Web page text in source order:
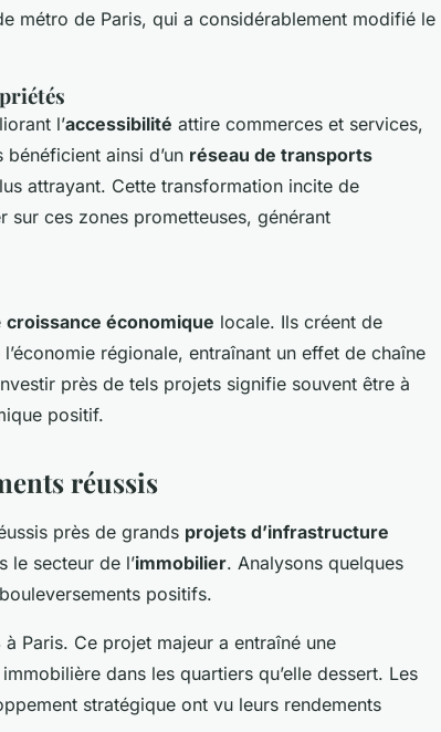
métro de Paris, qui a considérablement modifié le
l’accessibilité attire commerces et services,
ainsi d’un réseau de transports
attrayant. Cette transformation incite de
sur ces zones prometteuses, générant
croissance économique locale. Ils créent de
régionale, entraînant un effet de chaîne
près de tels projets signifie souvent être à
positif.
réussis
près de grands projets d’infrastructure
le secteur de l’immobilier. Analysons quelques
positifs.
à Paris. Ce projet majeur a entraîné une
dans les quartiers qu’elle dessert. Les
stratégique ont vu leurs rendements